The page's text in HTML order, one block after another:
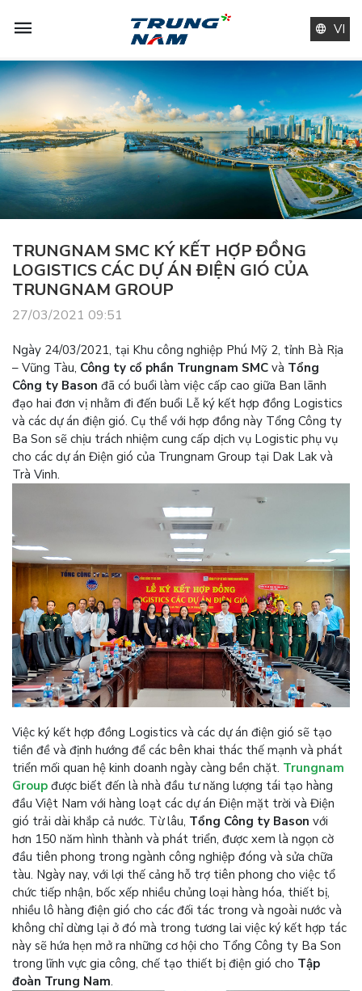
VI
TRUNGNAM SMC KÝ KẾT HỢP ĐỒNG
LOGISTICS CÁC DỰ ÁN ĐIỆN GIÓ CỦA
TRUNGNAM GROUP
27/03/2021 09:51
Ngày 24/03/2021, tại Khu công nghiệp Phú Mỹ 2, tỉnh Bà Rịa
– Vũng Tàu, Công ty cổ phần Trungnam SMC và Tổng
Công ty Bason đã có buổi làm việc cấp cao giữa Ban lãnh
đạo hai đơn vị nhằm đi đến buổi Lễ ký kết hợp đồng Logistics
và các dự án điện gió. Cụ thể với hợp đồng này Tổng Công ty
Ba Son sẽ chịu trách nhiệm cung cấp dịch vụ Logistic phụ vụ
cho các dự án Điện gió của Trungnam Group tại Dak Lak và
Trà Vinh.
Việc ký kết hợp đồng Logistics và các dự án điện gió sẽ tạo
tiền đề và định hướng để các bên khai thác thế mạnh và phát
triển mối quan hệ kinh doanh ngày càng bền chặt. Trungnam
Group được biết đến là nhà đầu tư năng lượng tái tạo hàng
đầu Việt Nam với hàng loạt các dự án Điện mặt trời và Điện
gió trải dài khắp cả nước. Từ lâu, Tổng Công ty Bason với
hơn 150 năm hình thành và phát triển, được xem là ngọn cờ
đầu tiên phong trong ngành công nghiệp đóng và sửa chữa
tàu. Ngày nay, với lợi thế cảng hỗ trợ tiên phong cho việc tổ
chức tiếp nhận, bốc xếp nhiều chủng loại hàng hóa, thiết bị,
nhiều lô hàng điện gió cho các đối tác trong và ngoài nước và
không chỉ dừng lại ở đó mà trong tương lai việc ký kết hợp tác
này sẽ hứa hẹn mở ra những cơ hội cho Tổng Công ty Ba Son
trong lĩnh vực gia công, chế tạo thiết bị điện gió cho Tập
đoàn Trung Nam.